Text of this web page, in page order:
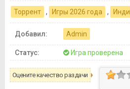
Торрент , Игры 2026 года , Инди
Добавил: Admin
Статус: Игра проверена
Оцените качество раздачи